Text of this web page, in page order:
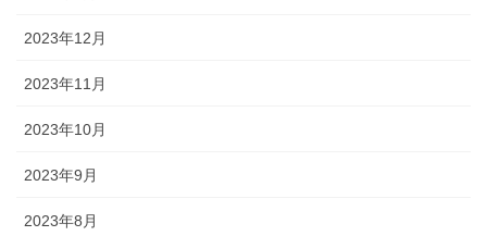
2023年12月
2023年11月
2023年10月
2023年9月
2023年8月